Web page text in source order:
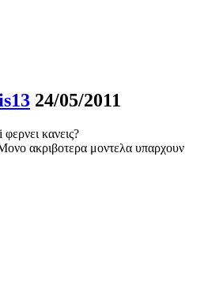
24/05/2011
κανεις?
ακριβοτερα μοντελα υπαρχουν